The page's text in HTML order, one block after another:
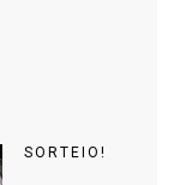
SORTEIO!